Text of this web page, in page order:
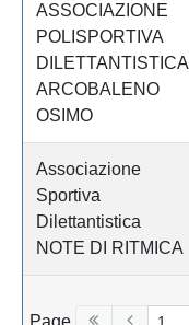
ASSOCIAZIONE
POLISPORTIVA
DILETTANTISTICA
ARCOBALENO
OSIMO
Associazione
Sportiva
Dilettantistica
NOTE DI RITMICA